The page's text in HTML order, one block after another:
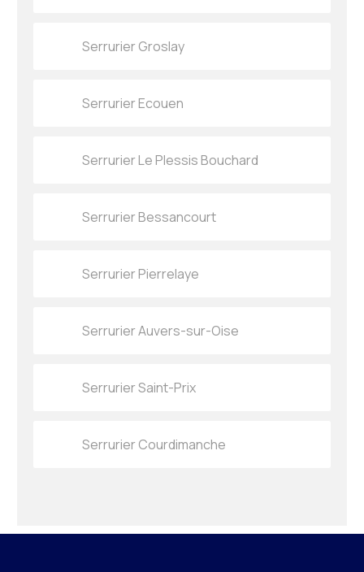
Serrurier Groslay
Serrurier Ecouen
Serrurier Le Plessis Bouchard
Serrurier Bessancourt
Serrurier Pierrelaye
Serrurier Auvers-sur-Oise
Serrurier Saint-Prix
Serrurier Courdimanche